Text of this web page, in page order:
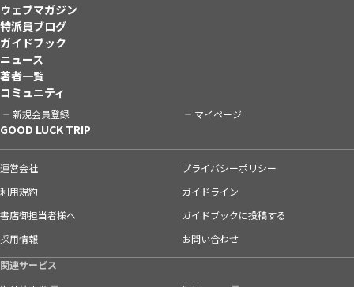
ウェブマガジン
特派員ブログ
ガイドブック
ニュース
著者一覧
コミュニティ
新規会員登録 マイページ
GOOD LUCK TRIP
運営会社
プライバシーポリシー
利用規約
ガイドライン
書店御担当者様へ
ガイドブックに投稿する
採用情報
お問い合わせ
関連サービス